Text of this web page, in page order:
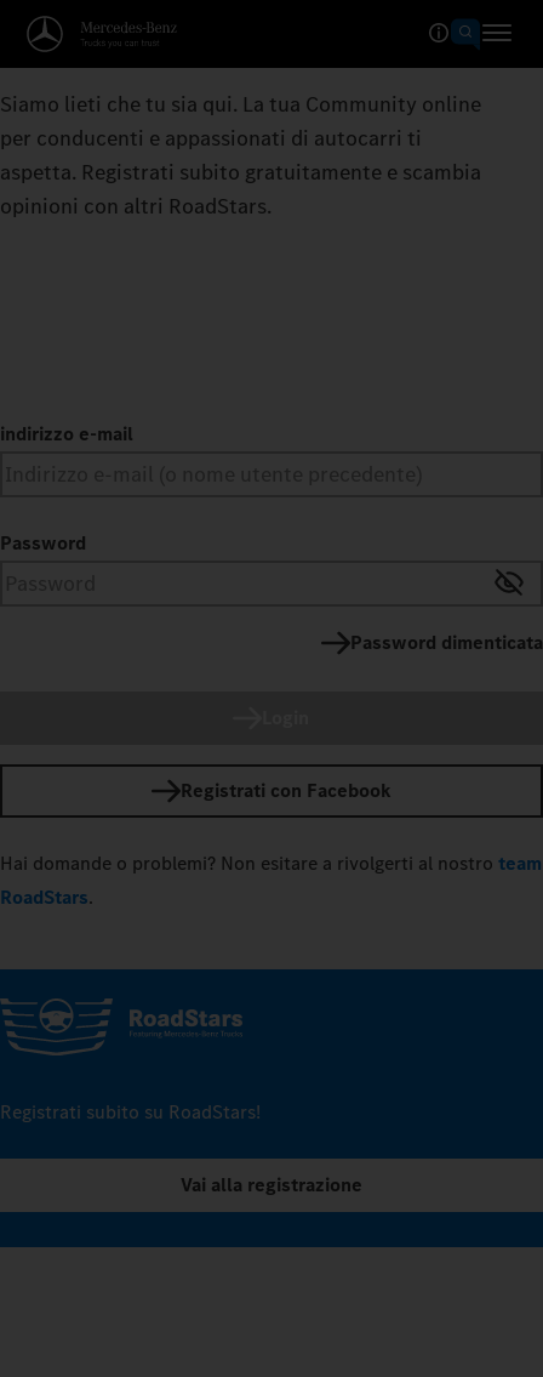
Siamo lieti che tu sia qui. La tua Community online
per conducenti e appassionati di autocarri ti
aspetta. Registrati subito gratuitamente e scambia
opinioni con altri RoadStars.
indirizzo e-mail
Password
Password dimenticata
Registrati con Facebook
Hai domande o problemi? Non esitare a rivolgerti al nostro team
RoadStars.
Registrati subito su RoadStars!
Vai alla registrazione